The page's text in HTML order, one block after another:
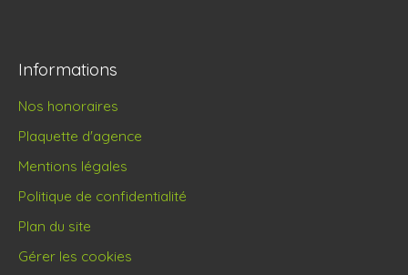
Informations
Nos honoraires
Plaquette d'agence
Mentions légales
Politique de confidentialité
Plan du site
Gérer les cookies